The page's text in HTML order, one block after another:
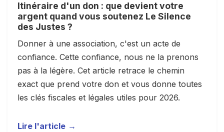
Itinéraire d'un don : que devient votre
argent quand vous soutenez Le Silence
des Justes ?
Donner à une association, c'est un acte de
confiance. Cette confiance, nous ne la prenons
pas à la légère. Cet article retrace le chemin
exact que prend votre don et vous donne toutes
les clés fiscales et légales utiles pour 2026.
Lire l'article →